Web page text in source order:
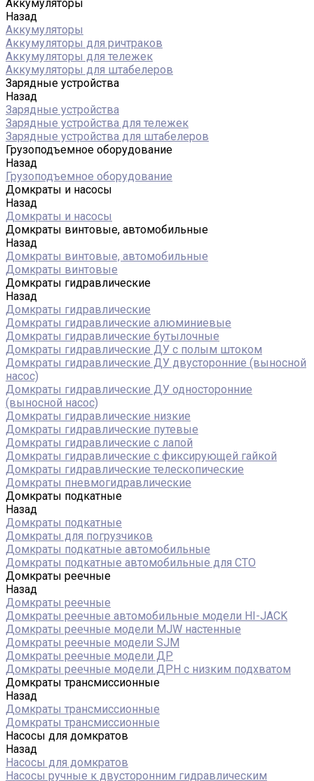
Аккумуляторы
Назад
Аккумуляторы
Аккумуляторы для ричтраков
Аккумуляторы для тележек
Аккумуляторы для штабелеров
Зарядные устройства
Назад
Зарядные устройства
Зарядные устройства для тележек
Зарядные устройства для штабелеров
Грузоподъемное оборудование
Назад
Грузоподъемное оборудование
Домкраты и насосы
Назад
Домкраты и насосы
Домкраты винтовые, автомобильные
Назад
Домкраты винтовые, автомобильные
Домкраты винтовые
Домкраты гидравлические
Назад
Домкраты гидравлические
Домкраты гидравлические алюминиевые
Домкраты гидравлические бутылочные
Домкраты гидравлические ДУ c полым штоком
Домкраты гидравлические ДУ двусторонние (выносной
насос)
Домкраты гидравлические ДУ односторонние
(выносной насос)
Домкраты гидравлические низкие
Домкраты гидравлические путевые
Домкраты гидравлические с лапой
Домкраты гидравлические с фиксирующей гайкой
Домкраты гидравлические телескопические
Домкраты пневмогидравлические
Домкраты подкатные
Назад
Домкраты подкатные
Домкраты для погрузчиков
Домкраты подкатные автомобильные
Домкраты подкатные автомобильные для СТО
Домкраты реечные
Назад
Домкраты реечные
Домкраты реечные автомобильные модели HI-JACK
Домкраты реечные модели MJW настенные
Домкраты реечные модели SJM
Домкраты реечные модели ДР
Домкраты реечные модели ДРН с низким подхватом
Домкраты трансмиссионные
Назад
Домкраты трансмиссионные
Домкраты трансмиссионные
Насосы для домкратов
Назад
Насосы для домкратов
Насосы ручные к двусторонним гидравлическим